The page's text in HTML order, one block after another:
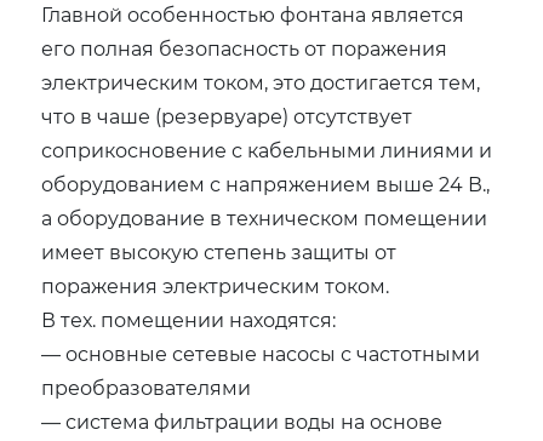
Главной особенностью фонтана является
его полная безопасность от поражения
электрическим током, это достигается тем,
что в чаше (резервуаре) отсутствует
соприкосновение с кабельными линиями и
оборудованием с напряжением выше 24 В.,
а оборудование в техническом помещении
имеет высокую степень защиты от
поражения электрическим током.
В тех. помещении находятся:
— основные сетевые насосы с частотными
преобразователями
— система фильтрации воды на основе